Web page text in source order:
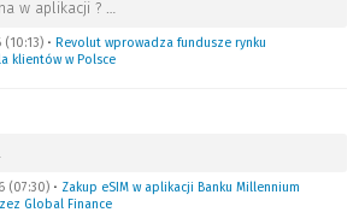
w aplikacji ? …
• Revolut wprowadza fundusze rynku
klientów w Polsce
(07:30) • Zakup eSIM w aplikacji Banku Millennium
Global Finance